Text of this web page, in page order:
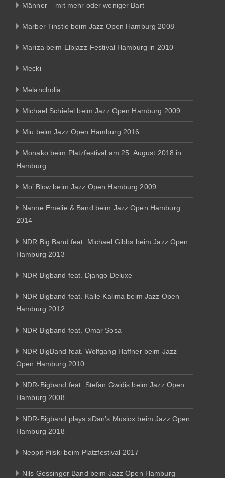
Männer – mit mehr oder weniger Bart
Marber Tinstie beim Jazz Open Hamburg 2008
Mariza beim Elbjazz-Festival Hamburg in 2010
Mecki
Melancholia
Michael Schiefel beim Jazz Open Hamburg 2009
Miu beim Jazz Open Hamburg 2016
Monako beim Platzfestival am 25. August 2018 in
Hamburg
Mo’ Blow beim Jazz Open Hamburg 2009
Nanne Emelie & Band beim Jazz Open Hamburg
2014
NDR Big Band feat. Michael Gibbs beim Jazz Open
Hamburg 2013
NDR Bigband feat. Django Deluxe
NDR Bigband feat. Kalle Kalima beim Jazz Open
Hamburg 2012
NDR Bigband feat. Omar Sosa
NDR BigBand feat. Wolfgang Haffner beim Jazz
Open Hamburg 2010
NDR-Bigband feat. Stefan Gwidis beim Jazz Open
Hamburg 2008
NDR-Bigband plays »Dan’s Music« beim Jazz Open
Hamburg 2018
Neopit Pilski beim Platzfestival 2017
Nils Gessinger Band beim Jazz Open Hamburg